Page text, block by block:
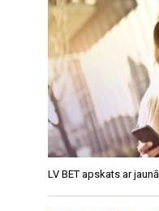
LV BET apskats ar